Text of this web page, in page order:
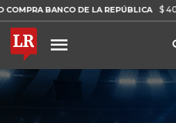
DE LA REPÚBLICA $ 408.498,97